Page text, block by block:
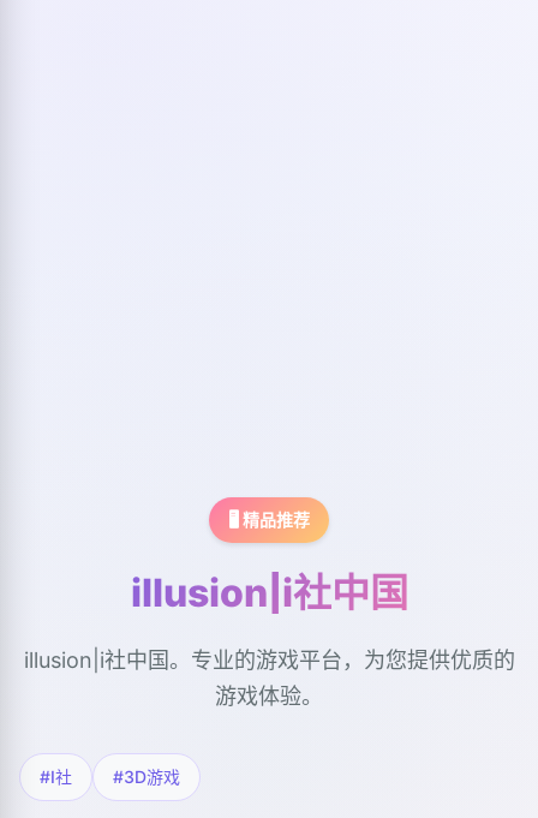
🖥️ 精品推荐
illusion|i社中国
illusion|i社中国。专业的游戏平台，为您提供优质的
游戏体验。
#I社 #3D游戏